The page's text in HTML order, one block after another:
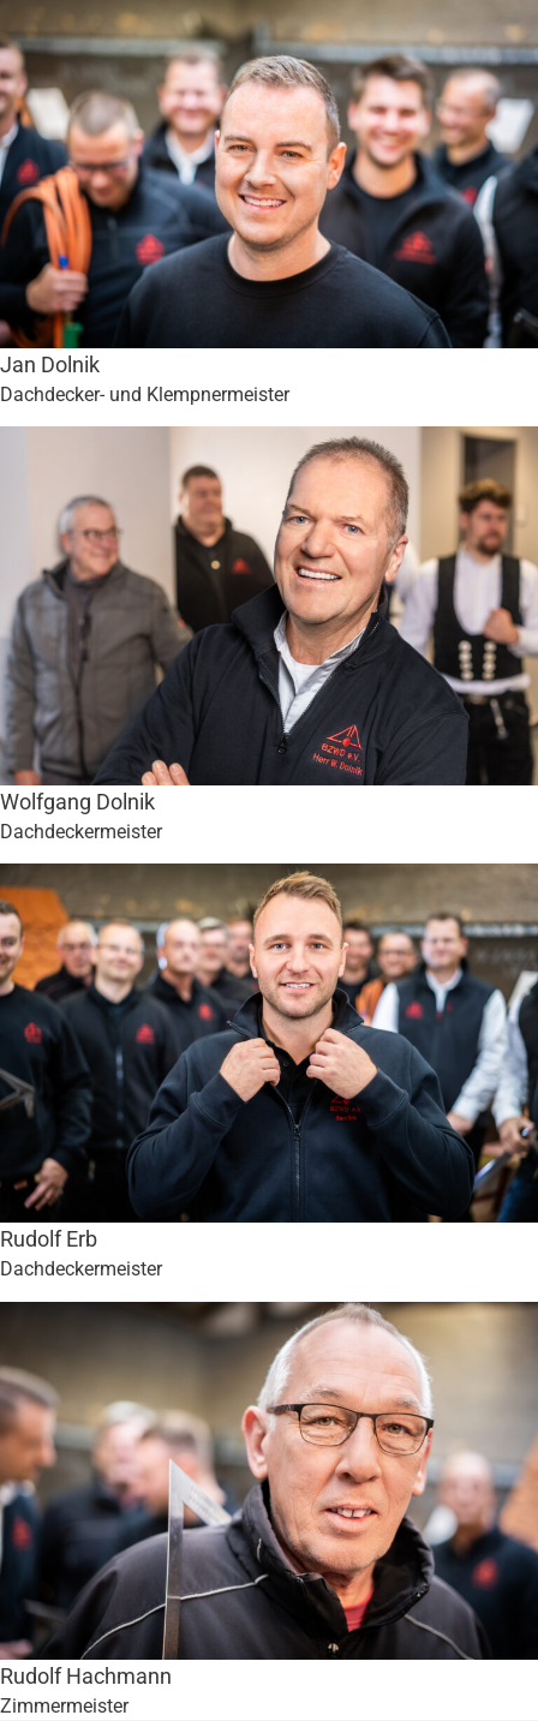
Jan Dolnik
Dachdecker- und Klempnermeister
Wolfgang Dolnik
Dachdeckermeister
Rudolf Erb
Dachdeckermeister
Rudolf Hachmann
Zimmermeister